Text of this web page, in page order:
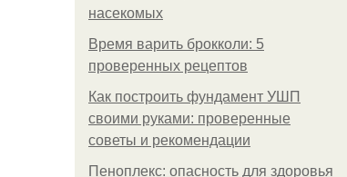
насекомых
Время варить брокколи: 5
проверенных рецептов
Как построить фундамент УШП
своими руками: проверенные
советы и рекомендации
Пеноплекс: опасность для здоровья